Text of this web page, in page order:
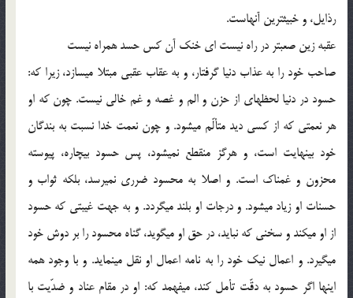
رذايل، و خبيث‏ترين آنهاست.
عقبه زين صعب‏تر در راه نيست اي خنك آن كس حسد همراه نيست
صاحب خود را به عذاب دنيا گرفتار، و به عقاب عقبي مبتلا مي‏سازد، زيرا كه:
حسود در دنيا لحظه‏اي از حزن و الم و غصه و غم خالي نيست. چون كه او
هر نعمتي كه از كسي ديد متألّم مي‏شود. و چون نعمت خدا نسبت به بندگان
خود بي‏نهايت است، و هرگز منقطع نمي‏شود، پس حسود بيچاره، پيوسته
محزون و غمناك است. و اصلا به محسود ضرري نمي‏رسد، بلكه ثواب و
حسنات او زياد مي‏شود. و درجات او بلند مي‏گردد. و به جهت غيبتي كه حسود
از او مي‏كند و سخني كه نبايد، در حق او مي‏گويد، گناه محسود را بر دوش خود
مي‏گيرد. و اعمال نيك خود را به نامه اعمال او نقل مي‏نمايد. و با وجود همه
اين‏ها اگر حسود به دقّت تأمل كند، مي‏فهمد كه: او در مقام عناد و ضدّيت با